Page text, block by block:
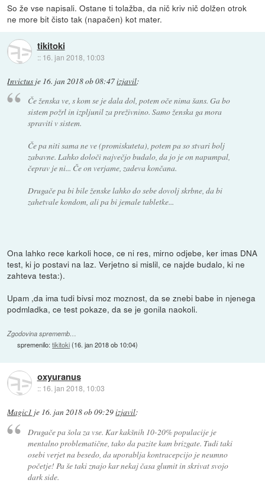
So že vse napisali. Ostane ti tolažba, da nič kriv nič dolžen otrok
ne more bit čisto tak (napačen) kot mater.
tikitoki
:: 16. jan 2018, 10:03
Invictus je 16. jan 2018 ob 08:47izjavil:
Če ženska ve, s kom se je dala dol, potem oče nima šans. Ga bo
sistem požrl in izpljunil za preživnino. Samo ženska ga mora
spraviti v sistem.
Če pa niti sama ne ve (promiskuteta), potem pa so stvari bolj
zabavne. Lahko določi največjo budalo, da jo je on napumpal,
čeprav je ni... Če on verjame, zadeva končana.
Drugače pa bi bile ženske lahko do sebe dovolj skrbne, da bi
zahetvale kondom, ali pa bi jemale tabletke...
Ona lahko rece karkoli hoce, ce ni res, mirno odjebe, ker imas DNA
test, ki jo postavi na laz. Verjetno si mislil, ce najde budalo, ki ne
zahteva testa:).
Upam ,da ima tudi bivsi moz moznost, da se znebi babe in njenega
podmladka, ce test pokaze, da se je gonila naokoli.
Zgodovina sprememb…
spremenilo:tikitoki(16. jan 2018 ob 10:04)
oxyuranus
:: 16. jan 2018, 10:03
Magic1 je 16. jan 2018 ob 09:29izjavil:
Drugače pa šola za vse. Kar kakšnih 10-20% populacije je
mentalno problematične, tako da pazite kam brizgate. Tudi taki
osebi verjet na besedo, da uporablja kontracepcijo je neumno
početje! Pa še taki znajo kar nekaj časa glumit in skrivat svojo
dark side.